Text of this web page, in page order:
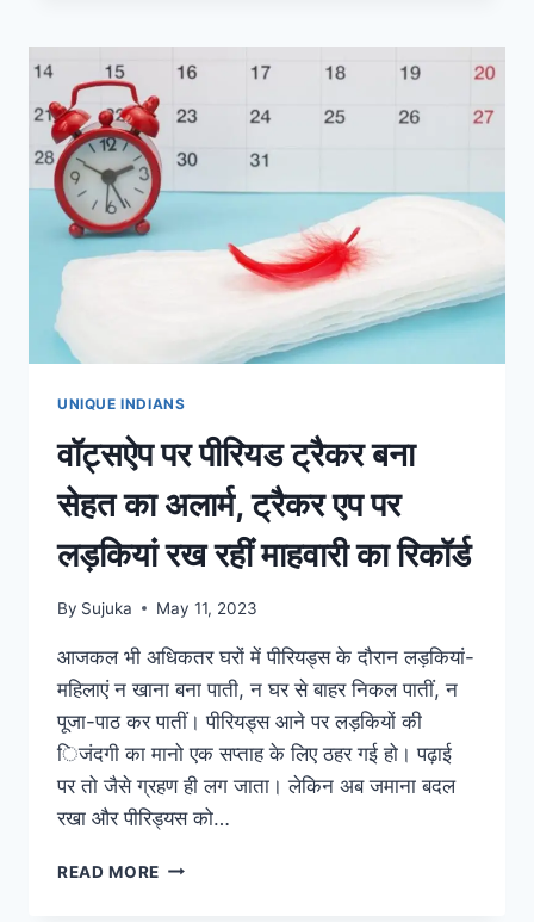
पर
ट्रेन
में
खाली
बर्थ
का
स्टेटस
सकते
UNIQUE INDIANS
वॉट्सऐप पर पीरियड ट्रैकर बना
सेहत का अलार्म, ट्रैकर एप पर
लड़कियां रख रहीं माहवारी का रिकॉर्ड
By Sujuka May 11, 2023
आजकल भी अधिकतर घरों में पीरियड्स के दौरान लड़कियां-
महिलाएं न खाना बना पाती, न घर से बाहर निकल पातीं, न
पूजा-पाठ कर पातीं। पीरियड्स आने पर लड़कियों की
िजंदगी का मानो एक सप्ताह के लिए ठहर गई हो। पढ़ाई
पर तो जैसे ग्रहण ही लग जाता। लेकिन अब जमाना बदल
रखा और पीरिड्यस को…
READ MORE वॉट्सऐप